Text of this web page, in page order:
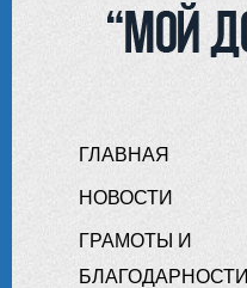
ГЛАВНАЯ
НОВОСТИ
ГРАМОТЫ И
БЛАГОДАРНОСТИ